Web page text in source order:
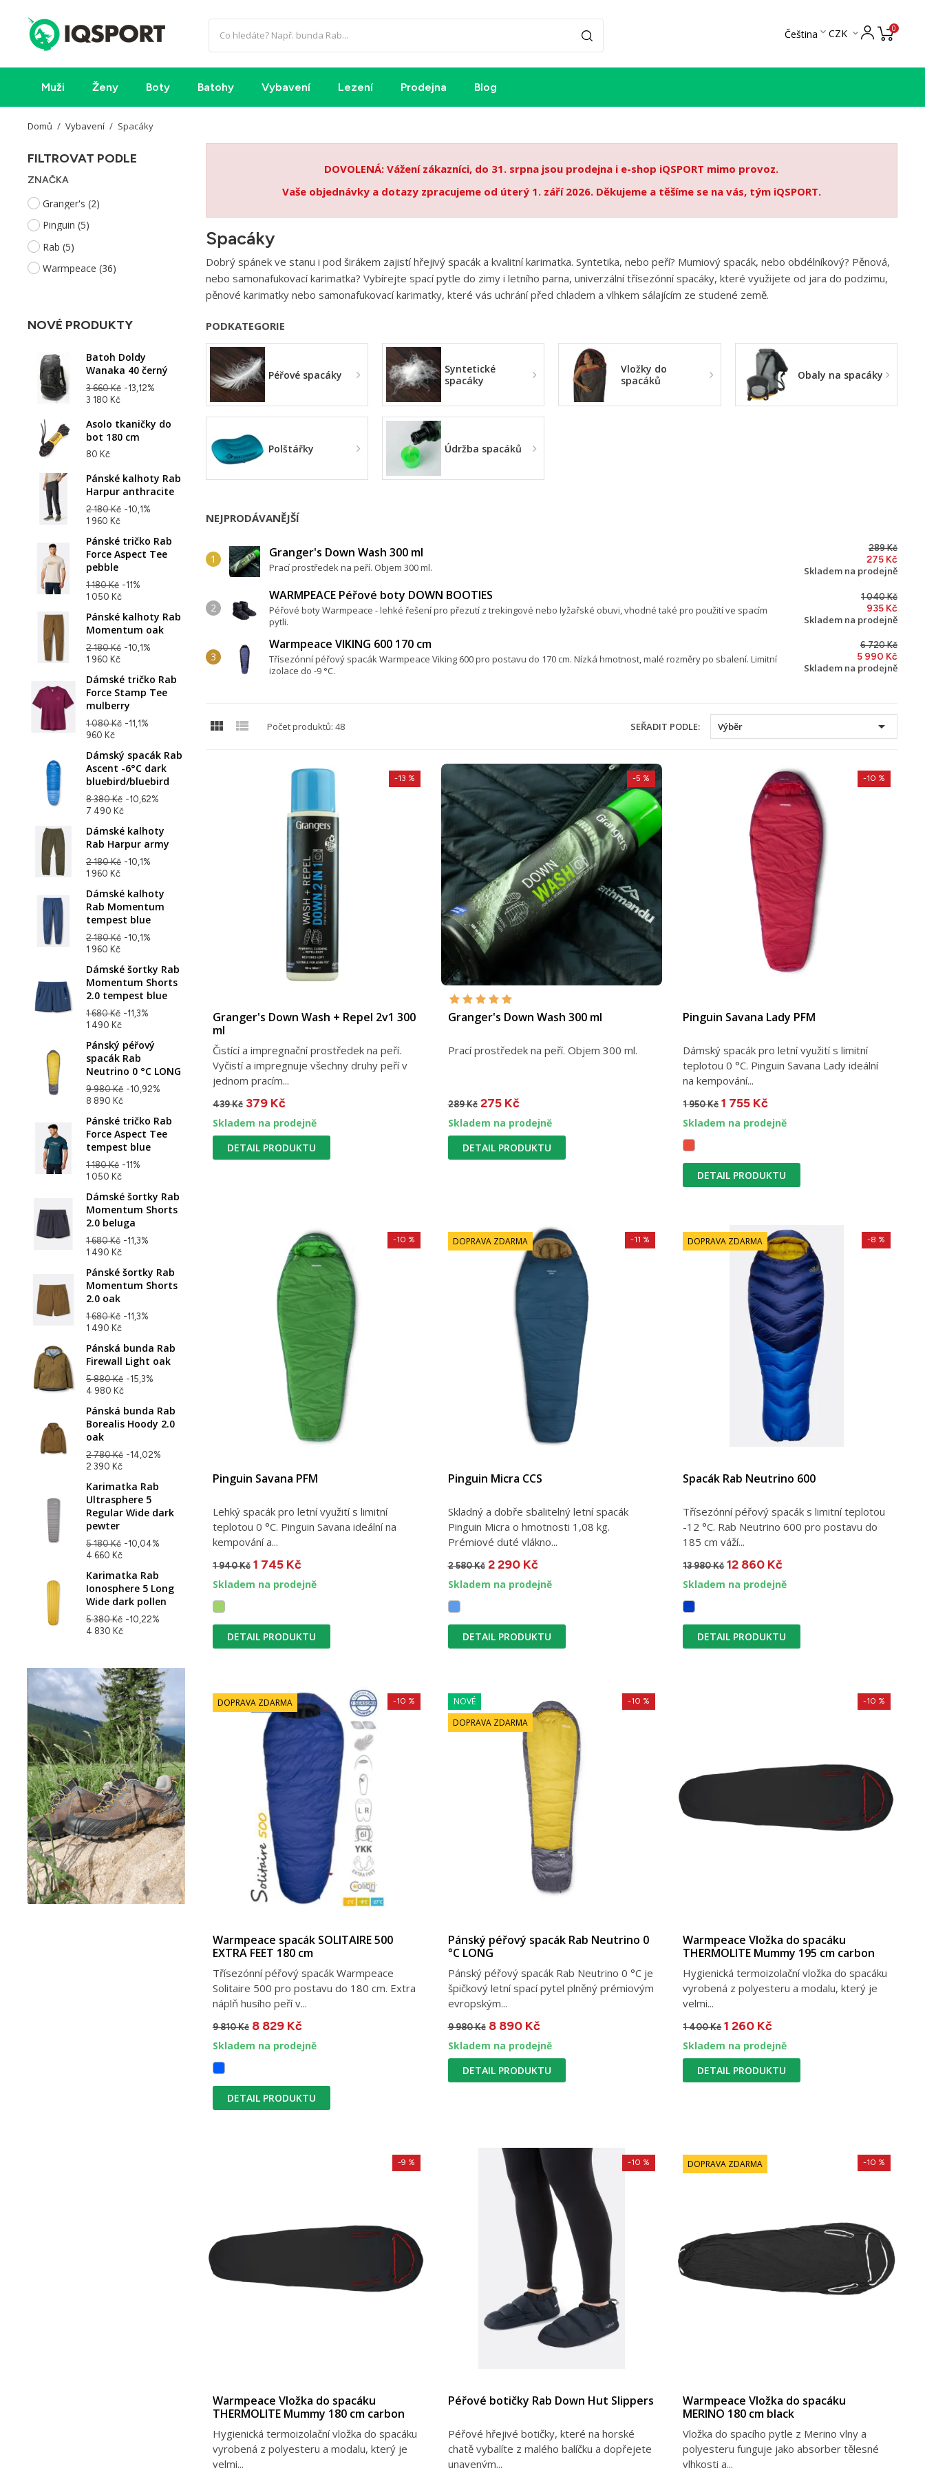
Čeština  CZK  0
Muži Ženy Boty Batohy Vybavení Lezení Prodejna Blog
Domů Vybavení Spacáky
FILTROVAT PODLE
ZNAČKA
Granger's (2)
Pinguin (5)
Rab (5)
Warmpeace (36)
NOVÉ PRODUKTY
Batoh Doldy
Wanaka 40 černý
3 660 Kč -13,12%
3 180 Kč
Asolo tkaničky do
bot 180 cm
80 Kč
Pánské kalhoty Rab
Harpur anthracite
2 180 Kč -10,1%
1 960 Kč
Pánské tričko Rab
Force Aspect Tee
pebble
1 180 Kč -11%
1 050 Kč
Pánské kalhoty Rab
Momentum oak
2 180 Kč -10,1%
1 960 Kč
Dámské tričko Rab
Force Stamp Tee
mulberry
1 080 Kč -11,1%
960 Kč
Dámský spacák Rab
Ascent -6°C dark
bluebird/bluebird
8 380 Kč -10,62%
7 490 Kč
Dámské kalhoty
Rab Harpur army
2 180 Kč -10,1%
1 960 Kč
Dámské kalhoty
Rab Momentum
tempest blue
2 180 Kč -10,1%
1 960 Kč
Dámské šortky Rab
Momentum Shorts
2.0 tempest blue
1 680 Kč -11,3%
1 490 Kč
Pánský péřový
spacák Rab
Neutrino 0 °C LONG
9 980 Kč -10,92%
8 890 Kč
Pánské tričko Rab
Force Aspect Tee
tempest blue
1 180 Kč -11%
1 050 Kč
Dámské šortky Rab
Momentum Shorts
2.0 beluga
1 680 Kč -11,3%
1 490 Kč
Pánské šortky Rab
Momentum Shorts
2.0 oak
1 680 Kč -11,3%
1 490 Kč
Pánská bunda Rab
Firewall Light oak
5 880 Kč -15,3%
4 980 Kč
Pánská bunda Rab
Borealis Hoody 2.0
oak
2 780 Kč -14,02%
2 390 Kč
Karimatka Rab
Ultrasphere 5
Regular Wide dark
pewter
5 180 Kč -10,04%
4 660 Kč
Karimatka Rab
Ionosphere 5 Long
Wide dark pollen
5 380 Kč -10,22%
4 830 Kč
DOVOLENÁ: Vážení zákazníci, do 31. srpna jsou prodejna i e-shop iQSPORT mimo provoz.
Vaše objednávky a dotazy zpracujeme od úterý 1. září 2026. Děkujeme a těšíme se na vás, tým iQSPORT.
Spacáky
Dobrý spánek ve stanu i pod širákem zajistí hřejivý spacák a kvalitní karimatka. Syntetika, nebo peří? Mumiový spacák, nebo obdélníkový? Pěnová,
nebo samonafukovací karimatka? Vybírejte spací pytle do zimy i letního parna, univerzální třísezónní spacáky, které využijete od jara do podzimu,
pěnové karimatky nebo samonafukovací karimatky, které vás uchrání před chladem a vlhkem sálajícím ze studené země.
PODKATEGORIE
Péřové spacáky
Syntetické
spacáky
Vložky do
spacáků
Obaly na spacáky
Polštářky Údržba spacáků
NEJPRODÁVANĚJŠÍ
Granger's Down Wash 300 ml
Prací prostředek na peří. Objem 300 ml.
289 Kč
275 Kč
Skladem na prodejně
WARMPEACE Péřové boty DOWN BOOTIES
Péřové boty Warmpeace - lehké řešení pro přezutí z trekingové nebo lyžařské obuvi, vhodné také pro použití ve spacím
pytli.
1 040 Kč
935 Kč
Skladem na prodejně
Warmpeace VIKING 600 170 cm
Třísezónní péřový spacák Warmpeace Viking 600 pro postavu do 170 cm. Nízká hmotnost, malé rozměry po sbalení. Limitní
izolace do -9 °C.
6 720 Kč
5 990 Kč
Skladem na prodejně
  Počet produktů: 48 SEŘADIT PODLE: Výběr 
Granger's Down Wash + Repel 2v1 300
ml
Čistící a impregnační prostředek na peří.
Vyčistí a impregnuje všechny druhy peří v
jednom pracím...
439 Kč
-13 %
379 Kč
Skladem na prodejně
DETAIL PRODUKTU
Granger's Down Wash 300 ml
Prací prostředek na peří. Objem 300 ml.
289 Kč
-5 %
275 Kč
Skladem na prodejně
DETAIL PRODUKTU
Pinguin Savana Lady PFM
Dámský spacák pro letní využití s limitní
teplotou 0 °C. Pinguin Savana Lady ideální
na kempování...
1 950 Kč
-10 %
1 755 Kč
Skladem na prodejně
DETAIL PRODUKTU
Pinguin Savana PFM
Lehký spacák pro letní využití s limitní
teplotou 0 °C. Pinguin Savana ideální na
kempování a...
1 940 Kč
-10 %
1 745 Kč
Skladem na prodejně
DETAIL PRODUKTU
DOPRAVA ZDARMA
Pinguin Micra CCS
Skladný a dobře sbalitelný letní spacák
Pinguin Micra o hmotnosti 1,08 kg.
Prémiové duté vlákno...
2 580 Kč
-11 %
2 290 Kč
Skladem na prodejně
DETAIL PRODUKTU
DOPRAVA ZDARMA
Spacák Rab Neutrino 600
Třísezónní péřový spacák s limitní teplotou
-12 °C. Rab Neutrino 600 pro postavu do
185 cm váží...
13 980 Kč
-8 %
12 860 Kč
Skladem na prodejně
DETAIL PRODUKTU
DOPRAVA ZDARMA
Warmpeace spacák SOLITAIRE 500
EXTRA FEET 180 cm
Třísezónní péřový spacák Warmpeace
Solitaire 500 pro postavu do 180 cm. Extra
náplň husího peří v...
9 810 Kč
-10 %
8 829 Kč
Skladem na prodejně
DETAIL PRODUKTU
NOVÉ
DOPRAVA ZDARMA
Pánský péřový spacák Rab Neutrino 0
°C LONG
Pánský péřový spacák Rab Neutrino 0 °C je
špičkový letní spací pytel plněný prémiovým
evropským...
9 980 Kč
-10 %
8 890 Kč
Skladem na prodejně
DETAIL PRODUKTU
Warmpeace Vložka do spacáku
THERMOLITE Mummy 195 cm carbon
Hygienická termoizolační vložka do spacáku
vyrobená z polyesteru a modalu, který je
velmi...
1 400 Kč
-10 %
1 260 Kč
Skladem na prodejně
DETAIL PRODUKTU
Warmpeace Vložka do spacáku
THERMOLITE Mummy 180 cm carbon
Hygienická termoizolační vložka do spacáku
vyrobená z polyesteru a modalu, který je
velmi...
-9 %
Péřové botičky Rab Down Hut Slippers
Péřové hřejivé botičky, které na horské
chatě vybalíte z malého balíčku a dopřejete
unaveným...
-10 % DOPRAVA ZDARMA
Warmpeace Vložka do spacáku
MERINO 180 cm black
Vložka do spacího pytle​ z Merino vlny a
polyesteru funguje jako absorber tělesné
vlhkosti a...
-10 %